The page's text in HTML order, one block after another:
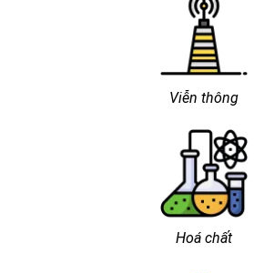
Viễn thông
Hoá chất